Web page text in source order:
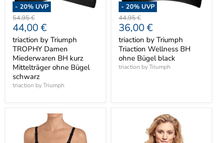
- 20% UVP
Ursprünglicher
Preis
54,95 €
Aktueller
Preis
44,00 €
triaction by Triumph
TROPHY Damen
Miederwaren BH kurz
Mittelträger ohne Bügel
schwarz
triaction by Triumph
- 20% UVP
Ursprünglicher
Preis
44,95 €
Aktueller
Preis
36,00 €
triaction by Triumph
Triaction Wellness BH
ohne Bügel black
triaction by Triumph